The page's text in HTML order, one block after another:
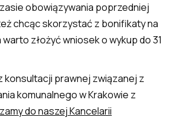
obowiązywania poprzedniej
chcąc skorzystać z bonifikaty na
złożyć wniosek o wykup do 31
konsultacji prawnej związanej z
komunalnego w Krakowie z
do naszej Kancelarii